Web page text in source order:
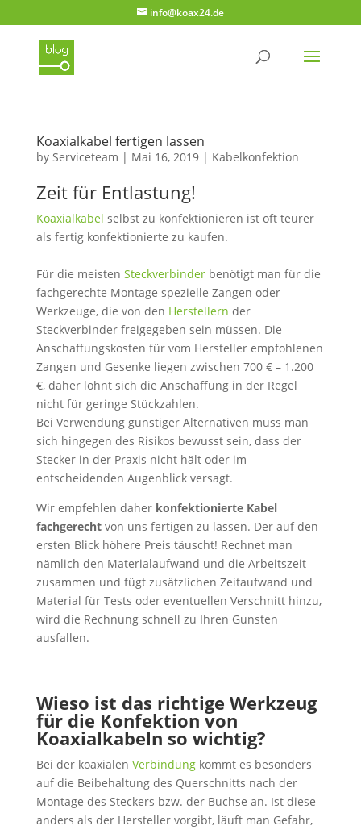
info@koax24.de
Koaxialkabel fertigen lassen
by Serviceteam | Mai 16, 2019| Kabelkonfektion
Zeit für Entlastung!
Koaxialkabel selbst zu konfektionieren ist oft teurer
als fertig konfektionierte zu kaufen.
Für die meisten Steckverbinderbenötigt man für die
fachgerechte Montage spezielle Zangen oder
Werkzeuge, die von den Herstellern der
Steckverbinder freigegeben sein müssen. Die
Anschaffungskosten für vom Hersteller empfohlenen
Zangen und Gesenke liegen zwischen 700 € – 1.200
€, daher lohnt sich die Anschaffung in der Regel
nicht für geringe Stückzahlen.
Bei Verwendung günstiger Alternativen muss man
sich hingegen des Risikos bewusst sein, dass der
Stecker in der Praxis nicht hält oder im
entscheidenden Augenblick versagt.
Wir empfehlen daher konfektionierte Kabel
fachgerechtvon uns fertigen zu lassen. Der auf den
ersten Blick höhere Preis täuscht! Rechnet man
nämlich den Materialaufwand und die Arbeitszeit
zusammen und fügt zusätzlichen Zeitaufwand und
Material für Tests oder eventuellen Verschnitt hinzu,
wird die Rechnung schnell zu Ihren Gunsten
ausfallen.
Wieso ist das richtige Werkzeug
für die Konfektion von
Koaxialkabeln so wichtig?
Bei der koaxialen Verbindungkommt es besonders
auf die Beibehaltung des Querschnitts nach der
Montage des Steckers bzw. der Buchse an. Ist diese
anders als der Hersteller vorgibt, läuft man Gefahr,